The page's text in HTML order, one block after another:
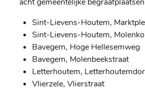
Sint-Lievens-Houtem,
Sint-Lievens-Houtem,
Bavegem, Hoge Hellesemweg
Bavegem, Molenbeekstraat
Letterhoutem,
Vlierzele, Vlierstraat